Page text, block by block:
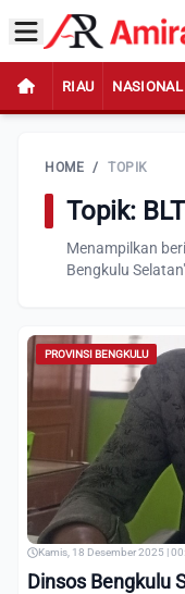
RIAU NASIONAL
HOME / TOPIK
Topik:
Menampilkan
Bengkulu
PROVINSI BENGKULU
Kamis, 18 Desember 2025 |
Dinsos Bengkulu